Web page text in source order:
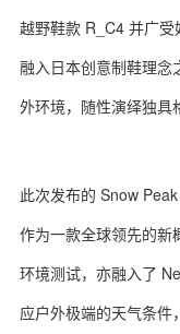
越野鞋款 R_C4 并广
融入日本创意制鞋理念
外环境，随性演绎独具
此次发布的 Snow
作为一款全球领先的新
环境测试，亦融入了
应户外极端的天气条件